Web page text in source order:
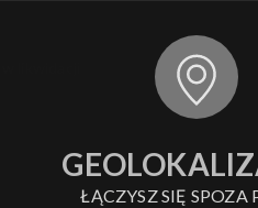
ŁĄCZYSZ SIĘ SPOZA